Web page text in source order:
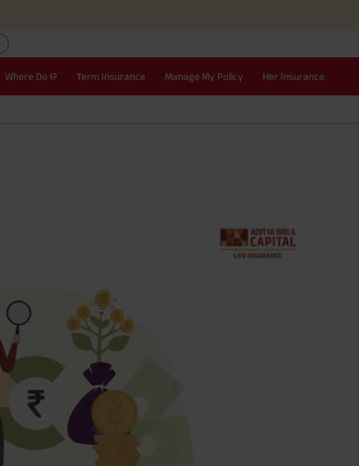
Where Do I? Term Insurance Manage My Policy Her Insurance